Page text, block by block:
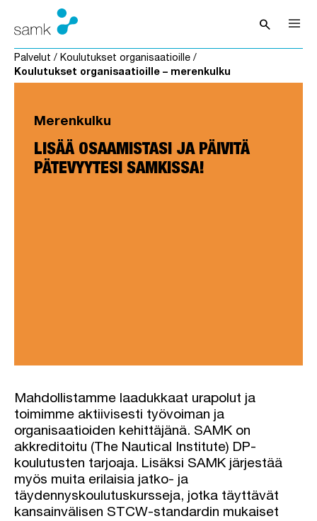
Siirry sisältöön
searchAvaa haku
Palvelut / Koulutukset organisaatioille /
Koulutukset organisaatioille – merenkulku
Merenkulku
LISÄÄ OSAAMISTASI JA PÄIVITÄ
PÄTEVYYTESI SAMKISSA!
Mahdollistamme laadukkaat urapolut ja
toimimme aktiivisesti työvoiman ja
organisaatioiden kehittäjänä. SAMK on
akkreditoitu (The Nautical Institute) DP-
koulutusten tarjoaja. Lisäksi SAMK järjestää
myös muita erilaisia jatko- ja
täydennyskoulutuskursseja, jotka täyttävät
kansainvälisen STCW-standardin mukaiset